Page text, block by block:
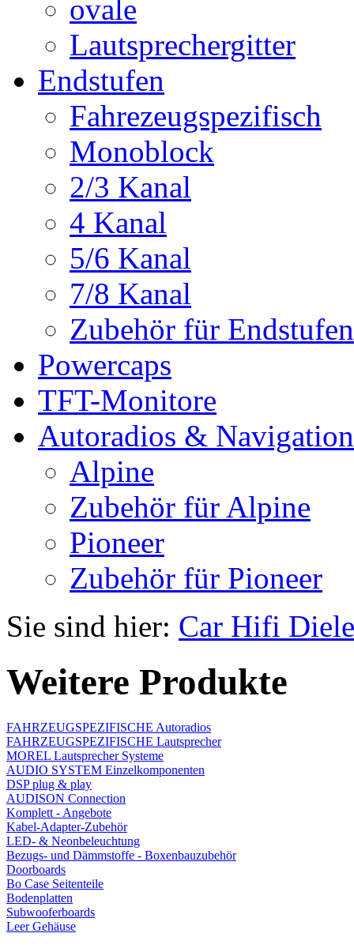
ovale
Lautsprechergitter
Endstufen
Fahrezeugspezifisch
Monoblock
2/3 Kanal
4 Kanal
5/6 Kanal
7/8 Kanal
Zubehör für Endstufen
Powercaps
TFT-Monitore
Autoradios & Navigation
Alpine
Zubehör für Alpine
Pioneer
Zubehör für Pioneer
Sie sind hier: Car Hifi
Weitere Produkte
FAHRZEUGSPEZIFISCHE Autoradios
FAHRZEUGSPEZIFISCHE Lautsprecher
MOREL Lautsprecher Systeme
AUDIO SYSTEM Einzelkomponenten
DSP plug & play
AUDISON Connection
Komplett - Angebote
Kabel-Adapter-Zubehör
LED- & Neonbeleuchtung
Bezugs- und Dämmstoffe - Boxenbauzubehör
Doorboards
Bo Case Seitenteile
Bodenplatten
Subwooferboards
Leer Gehäuse